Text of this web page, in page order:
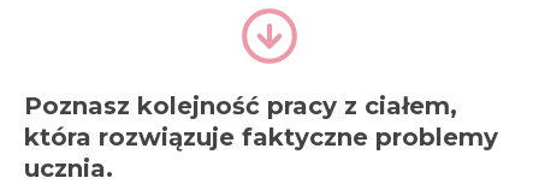
Poznasz kolejność pracy z ciałem,
która rozwiązuje faktyczne problemy
ucznia.